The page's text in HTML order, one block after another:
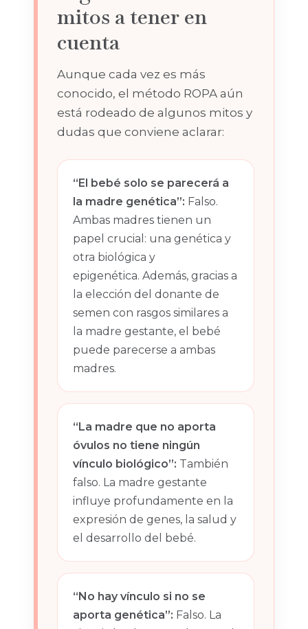
mitos a tener en
cuenta
Aunque cada vez es más
conocido, el método ROPA aún
está rodeado de algunos mitos y
dudas que conviene aclarar:
“El bebé solo se parecerá a
la madre genética”: Falso.
Ambas madres tienen un
papel crucial: una genética y
otra biológica y
epigenética. Además, gracias a
la elección del donante de
semen con rasgos similares a
la madre gestante, el bebé
puede parecerse a ambas
madres.
“La madre que no aporta
óvulos no tiene ningún
vínculo biológico”: También
falso. La madre gestante
influye profundamente en la
expresión de genes, la salud y
el desarrollo del bebé.
“No hay vínculo si no se
aporta genética”: Falso. La